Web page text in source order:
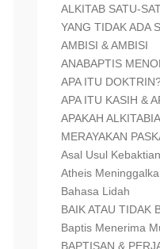
ALKITAB SATU-
YANG TIDAK ADA
AMBISI & AMBISI
ANABAPTIS
APA ITU
APA ITU KASIH &
APAKAH
MERAYAKAN
Asal Usul
Atheis
Bahasa Lidah
BAIK ATAU TIDAK
Baptis Menerima
BAPTISAN &